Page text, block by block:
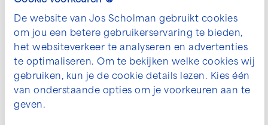
De website van Jos Scholman gebruikt cookies
om jou een betere gebruikerservaring te bieden,
het websiteverkeer te analyseren en advertenties
te optimaliseren. Om te bekijken welke cookies wij
gebruiken, kun je de cookie details lezen. Kies één
van onderstaande opties om je voorkeuren aan te
geven.
Open en vergroot galerij afbeelding in
Open en